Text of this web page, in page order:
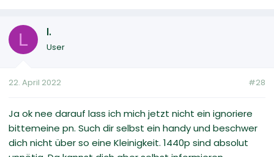
L l.
User
22. April 2022 #28
Ja ok nee darauf lass ich mich jetzt nicht ein ignoriere
bittemeine pn. Such dir selbst ein handy und beschwer
dich nicht über so eine Kleinigkeit. 1440p sind absolut